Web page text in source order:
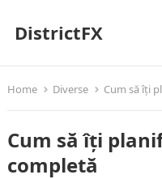
DistrictFX
Home Diverse Cum să îți
Cum să îți
completă